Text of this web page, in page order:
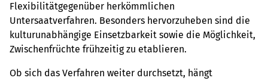
Flexibilitätgegenüber herkömmlichen
Untersaatverfahren. Besonders hervorzuheben sind die
kulturunabhängige Einsetzbarkeit sowie die Möglichkeit,
Zwischenfrüchte frühzeitig zu etablieren.
Ob sich das Verfahren weiter durchsetzt, hängt